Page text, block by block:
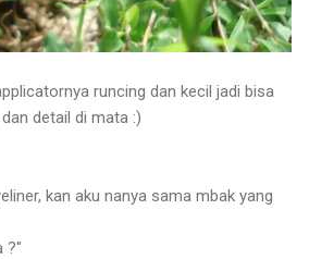
runcing dan kecil jadi bisa
detail di mata :)
kan aku nanya sama mbak yang
?"